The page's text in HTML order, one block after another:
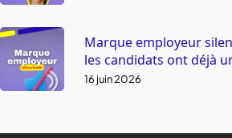
Marque employeur
les candidats ont déjà
16 juin 2026